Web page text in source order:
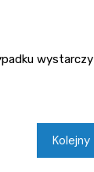
wystarczy
Kolejny